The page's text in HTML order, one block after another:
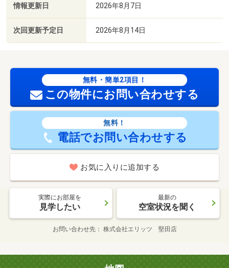
情報更新日 2026年8月7日
次回更新予定日 2026年8月14日
無料・簡単2項目！
この物件にお問い合わせする
無料！
電話でお問い合わせする
お気に入りに追加する
実際にお部屋を
見学したい
最新の
空室状況を聞く
お問い合わせ先 株式会社エリッツ 堅田店